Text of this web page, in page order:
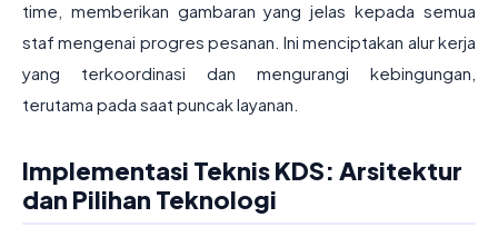
time, memberikan gambaran yang jelas kepada semua
staf mengenai progres pesanan. Ini menciptakan alur kerja
yang terkoordinasi dan mengurangi kebingungan,
terutama pada saat puncak layanan.
Implementasi Teknis KDS: Arsitektur
dan Pilihan Teknologi